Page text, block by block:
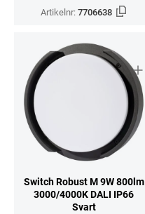
Artikelnr:7706638
Switch Robust M 9W 800lm
3000/4000K DALI IP66
Svart